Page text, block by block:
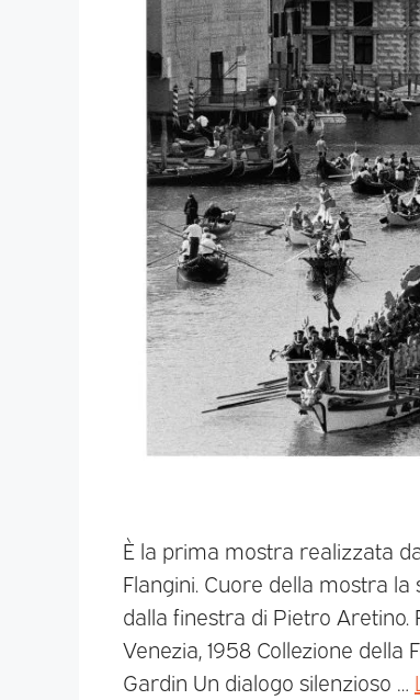
È la prima mostra realizzata
Flangini. Cuore della mostra
dalla finestra di Pietro Aretino.
Venezia, 1958 Collezione
Gardin Un dialogo silenzioso …